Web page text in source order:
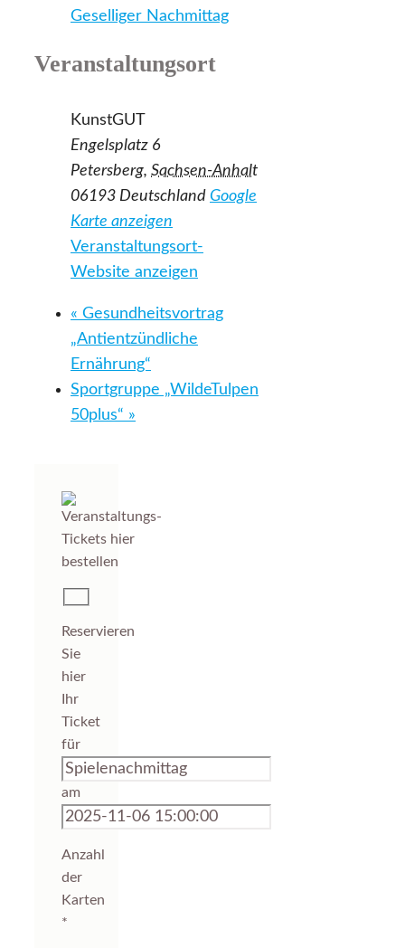
Geselliger Nachmittag
Veranstaltungsort
KunstGUT
Engelsplatz 6
Petersberg, Sachsen-Anhalt
06193 Deutschland Google
Karte anzeigen
Veranstaltungsort-
Website anzeigen
« Gesundheitsvortrag
„Antientzündliche
Ernährung“
Sportgruppe „WildeTulpen
50plus“ »
Reservieren
Sie
hier
Ihr
Ticket
für
am
Anzahl
der
Karten
*